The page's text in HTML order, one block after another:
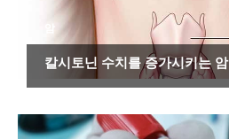
칼시토닌 수치를 증가시키는 암